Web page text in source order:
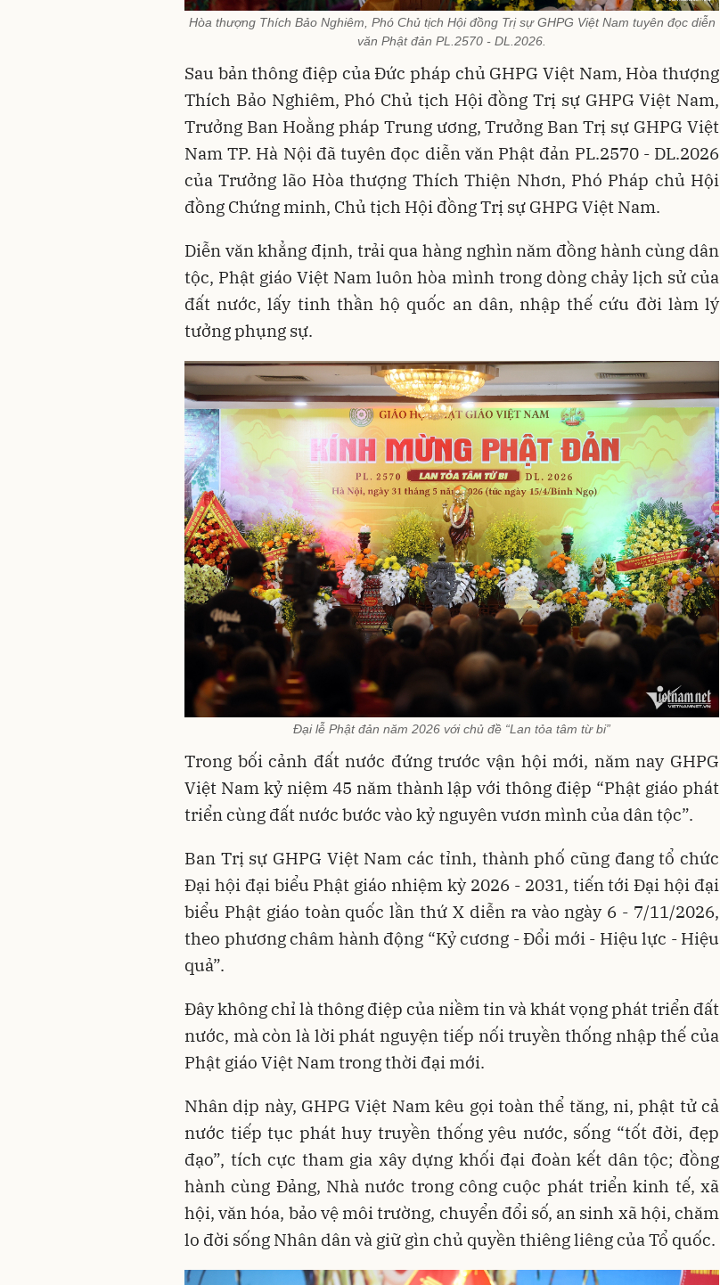
Hòa thượng Thích Bảo Nghiêm, Phó Chủ tịch Hội đồng Trị sự GHPG Việt Nam tuyên đọc diễn
văn Phật đản PL.2570 - DL.2026.
Sau bản thông điệp của Đức pháp chủ GHPG Việt Nam, Hòa thượng
Thích Bảo Nghiêm, Phó Chủ tịch Hội đồng Trị sự GHPG Việt Nam,
Trưởng Ban Hoằng pháp Trung ương, Trưởng Ban Trị sự GHPG Việt
Nam TP. Hà Nội đã tuyên đọc diễn văn Phật đản PL.2570 - DL.2026
của Trưởng lão Hòa thượng Thích Thiện Nhơn, Phó Pháp chủ Hội
đồng Chứng minh, Chủ tịch Hội đồng Trị sự GHPG Việt Nam.
Diễn văn khẳng định, trải qua hàng nghìn năm đồng hành cùng dân
tộc, Phật giáo Việt Nam luôn hòa mình trong dòng chảy lịch sử của
đất nước, lấy tinh thần hộ quốc an dân, nhập thế cứu đời làm lý
tưởng phụng sự.
Đại lễ Phật đản năm 2026 với chủ đề “Lan tỏa tâm từ bi”
Trong bối cảnh đất nước đứng trước vận hội mới, năm nay GHPG
Việt Nam kỷ niệm 45 năm thành lập với thông điệp “Phật giáo phát
triển cùng đất nước bước vào kỷ nguyên vươn mình của dân tộc”.
Ban Trị sự GHPG Việt Nam các tỉnh, thành phố cũng đang tổ chức
Đại hội đại biểu Phật giáo nhiệm kỳ 2026 - 2031, tiến tới Đại hội đại
biểu Phật giáo toàn quốc lần thứ X diễn ra vào ngày 6 - 7/11/2026,
theo phương châm hành động “Kỷ cương - Đổi mới - Hiệu lực - Hiệu
quả”.
Đây không chỉ là thông điệp của niềm tin và khát vọng phát triển đất
nước, mà còn là lời phát nguyện tiếp nối truyền thống nhập thế của
Phật giáo Việt Nam trong thời đại mới.
Nhân dịp này, GHPG Việt Nam kêu gọi toàn thể tăng, ni, phật tử cả
nước tiếp tục phát huy truyền thống yêu nước, sống “tốt đời, đẹp
đạo”, tích cực tham gia xây dựng khối đại đoàn kết dân tộc; đồng
hành cùng Đảng, Nhà nước trong công cuộc phát triển kinh tế, xã
hội, văn hóa, bảo vệ môi trường, chuyển đổi số, an sinh xã hội, chăm
lo đời sống Nhân dân và giữ gìn chủ quyền thiêng liêng của Tổ quốc.